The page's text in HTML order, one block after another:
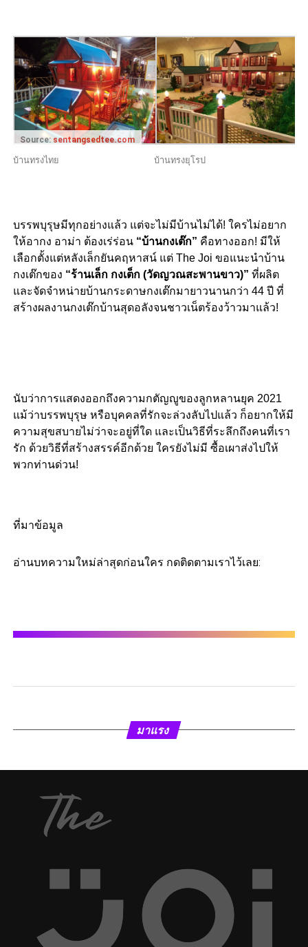
Source: sentangsedtee.com
บ้านทรงไทย บ้านทรงยุโรป
บรรพบุรุษมีทุกอย่างแล้ว แต่จะไม่มีบ้านไม่ได้! ใครไม่อยาก
ให้อากง อาม่า ต้องเร่ร่อน “บ้านกงเต๊ก” คือทางออก! มีให้
เลือกตั้งแต่หลังเล็กยันคฤหาสน์ แต่ The Joi ขอแนะนำบ้าน
กงเต๊กของ “ร้านเล็ก กงเต็ก (วัดญวณสะพานขาว)” ที่ผลิต
และจัดจำหน่ายบ้านกระดาษกงเต๊กมายาวนานกว่า 44 ปี ที่
สร้างผลงานกงเต๊กบ้านสุดอลังจนชาวเน็ตร้องว้าวมาแล้ว!
นับว่าการแสดงออกถึงความกตัญญูของลูกหลานยุค 2021
แม้ว่าบรรพบุรุษ หรือบุคคลที่รักจะล่วงลับไปแล้ว ก็อยากให้มี
ความสุขสบายไม่ว่าจะอยู่ที่ใด และเป็นวิธีที่ระลึกถึงคนที่เรา
รัก ด้วยวิธีที่สร้างสรรค์อีกด้วย ใครยังไม่มี ซื้อเผาส่งไปให้
พวกท่านด่วน!
ที่มาข้อมูล
อ่านบทความใหม่ล่าสุดก่อนใคร กดติดตามเราไว้เลย:
มาแรง